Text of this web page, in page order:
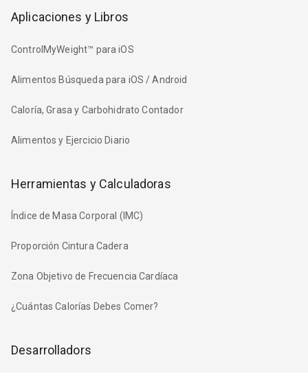
Aplicaciones y Libros
ControlMyWeight™ para iOS
Alimentos Búsqueda para iOS / Android
Caloría, Grasa y Carbohidrato Contador
Alimentos y Ejercicio Diario
Herramientas y Calculadoras
Índice de Masa Corporal (IMC)
Proporción Cintura Cadera
Zona Objetivo de Frecuencia Cardíaca
¿Cuántas Calorías Debes Comer?
Desarrolladors